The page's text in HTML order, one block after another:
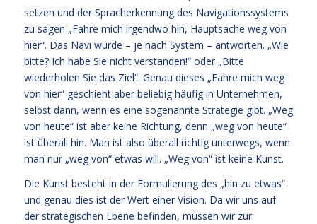
setzen und der Spracherkennung des Navigationssystems
zu sagen „Fahre mich irgendwo hin, Hauptsache weg von
hier“. Das Navi würde – je nach System – antworten. „Wie
bitte? Ich habe Sie nicht verstanden!“ oder „Bitte
wiederholen Sie das Ziel“. Genau dieses „Fahre mich weg
von hier“ geschieht aber beliebig häufig in Unternehmen,
selbst dann, wenn es eine sogenannte Strategie gibt. „Weg
von heute“ ist aber keine Richtung, denn „weg von heute“
ist überall hin. Man ist also überall richtig unterwegs, wenn
man nur „weg von“ etwas will. „Weg von“ ist keine Kunst.
Die Kunst besteht in der Formulierung des „hin zu etwas“
und genau dies ist der Wert einer Vision. Da wir uns auf
der strategischen Ebene befinden, müssen wir zur